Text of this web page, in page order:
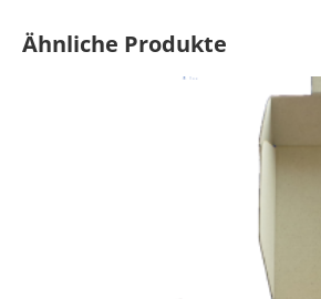
Ähnliche Produkte